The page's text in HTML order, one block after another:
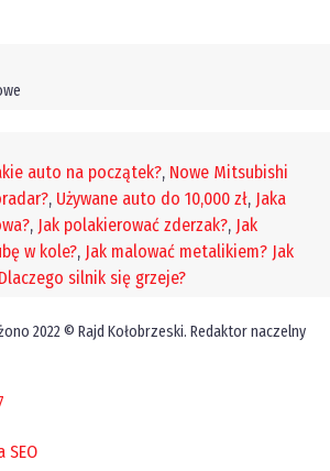
auto na początek?, Nowe Mitsubishi
, Używane auto do 10,000 zł, Jaka
, Jak polakierować zderzak?, Jak
w kole?, Jak malować metalikiem? Jak
Dlaczego silnik się grzeje?
2022 © Rajd Kołobrzeski. Redaktor naczelny